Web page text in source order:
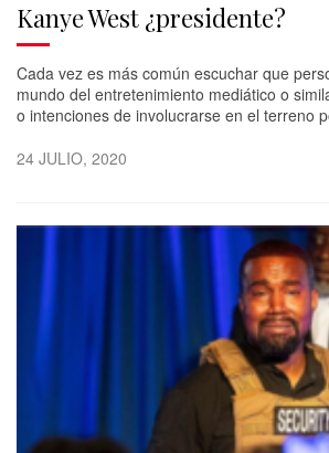
Kanye West ¿presidente?
Cada vez es más común escuchar que
mundo del entretenimiento mediático o
o intenciones de involucrarse en el terreno
24 JULIO, 2020